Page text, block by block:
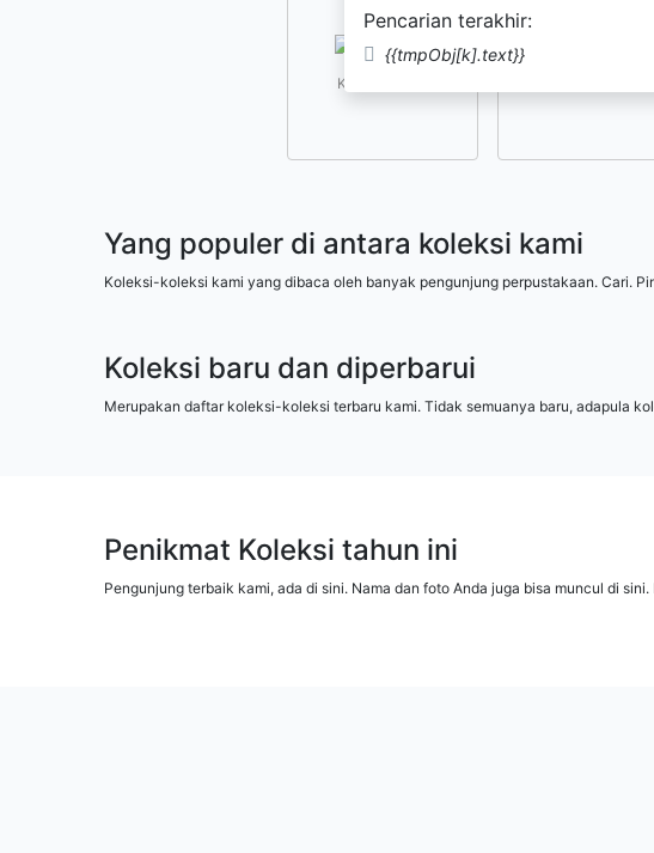
Pencarian terakhir:
{{tmpObj[k].text}}
Kesusastraan
Yang populer di antara koleksi kami
Koleksi-koleksi kami yang dibaca oleh banyak pengunjung perpustakaan. Cari.
Koleksi baru dan diperbarui
Merupakan daftar koleksi-koleksi terbaru kami. Tidak semuanya baru, adapula
Penikmat Koleksi tahun ini
Pengunjung terbaik kami, ada di sini. Nama dan foto Anda juga bisa muncul di